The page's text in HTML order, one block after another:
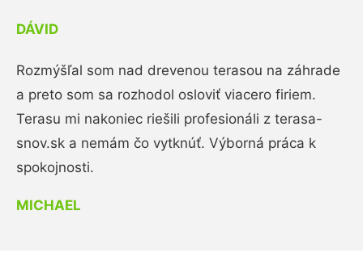
DÁVID
Rozmýšľal som nad drevenou terasou na záhrade
a preto som sa rozhodol osloviť viacero firiem.
Terasu mi nakoniec riešili profesionáli z terasa-
snov.sk a nemám čo vytknúť. Výborná práca k
spokojnosti.
MICHAEL